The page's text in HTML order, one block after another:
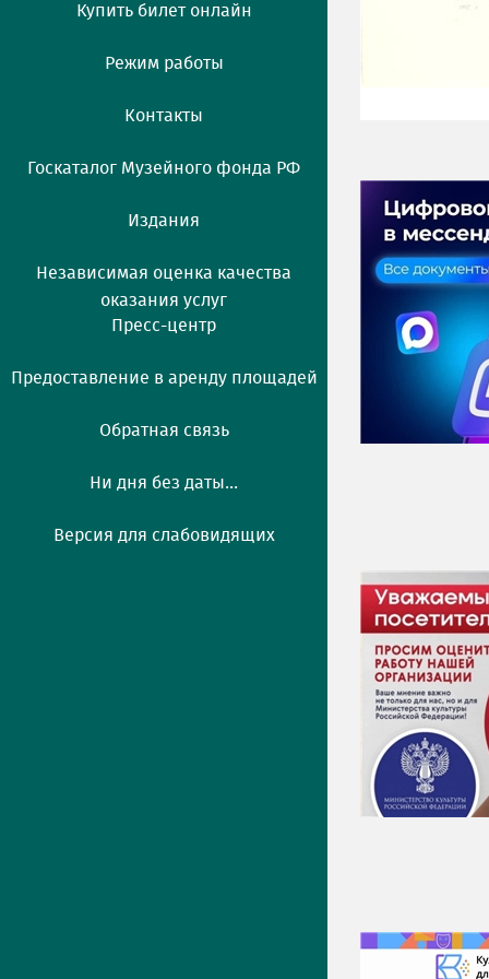
Купить билет онлайн
Режим работы
Контакты
Госкаталог Музейного фонда РФ
Издания
Независимая оценка качества
оказания услуг
Пресс-центр
Предоставление в аренду площадей
Обратная связь
Ни дня без даты...
Версия для слабовидящих